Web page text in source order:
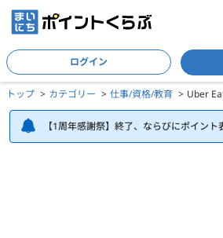
ログイン
トップ カテゴリー 仕事/資格/教育 Uber
【1周年感謝祭】終了、ならびにポイン